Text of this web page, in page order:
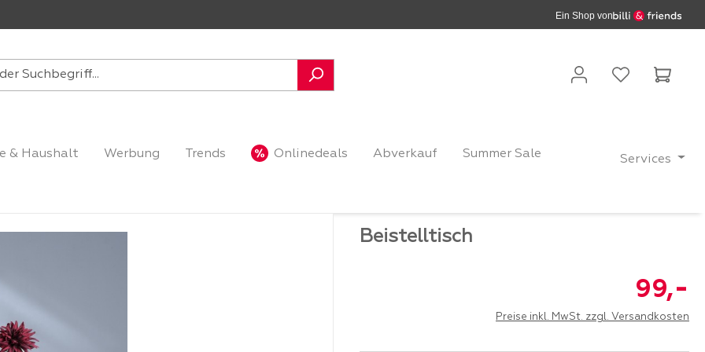
Ein Shop von
& Haushalt Werbung Trends Onlinedeals Abverkauf Summer Sale Services
Beistelltisch
99,-
Preise inkl. MwSt. zzgl. Versandkosten